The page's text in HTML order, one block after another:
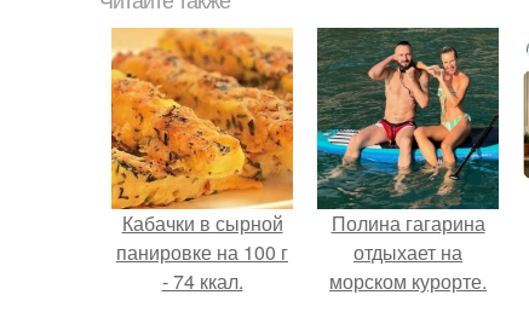
Кабачки в сырной
панировке на 100 г
- 74 ккал.
Полина гагарина
отдыхает на
морском курорте.